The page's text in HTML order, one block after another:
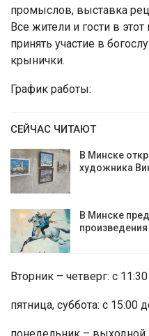
промыслов, выставка
Все жители и гости в
принять участие в
крынички.
График работы:
СЕЙЧАС ЧИТАЮТ
В Минске
художника
В Минске
Вторник – четверг: с
пятница, суббота: с 15:00